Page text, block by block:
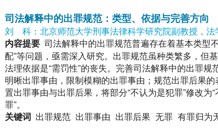
司法解释中的出罪规范：类型、依据与完善方向
刘
科：北京师范大学刑事法律科学研究院副教授，法
内容提要 司法解释中的出罪规范普遍存在着基本类型
配”等问题，亟需深入研究。出罪规范虽种类繁多，但
法理依据是“需罚性”的丧失。完善司法解释中的出罪
明晰出罪事由，限制模糊的出罪事由；规范出罪后果
置出罪事由与出罪后果，将部分“不认为是犯罪”修改为
罪”。
关键词 出罪规范 出罪事由 出罪后果 无罪 有罪归为